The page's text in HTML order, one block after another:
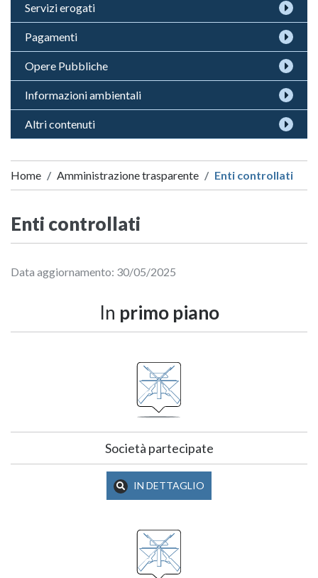
Servizi erogati
Pagamenti
Opere Pubbliche
Informazioni ambientali
Altri contenuti
Home Amministrazione trasparente Enti controllati
Enti controllati
Data aggiornamento: 30/05/2025
In primo piano
Società partecipate
IN DETTAGLIO